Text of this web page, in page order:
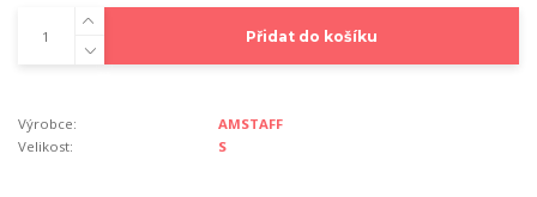
Přidat do košíku
Výrobce:
AMSTAFF
Velikost:
S